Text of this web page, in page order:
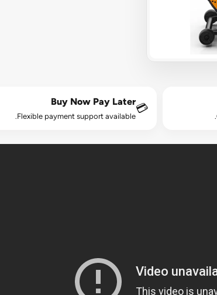
💳
Buy Now Pay Later
Flexible payment support available.